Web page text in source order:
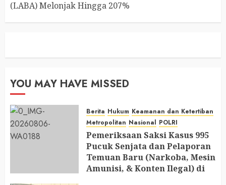
(LABA) Melonjak Hingga 207%
YOU MAY HAVE MISSED
Berita Hukum Keamanan dan Ketertiban
Metropolitan Nasional POLRI
Pemeriksaan Saksi Kasus 995
Pucuk Senjata dan Pelaporan
Temuan Baru (Narkoba, Mesin
Amunisi, & Konten Ilegal) di